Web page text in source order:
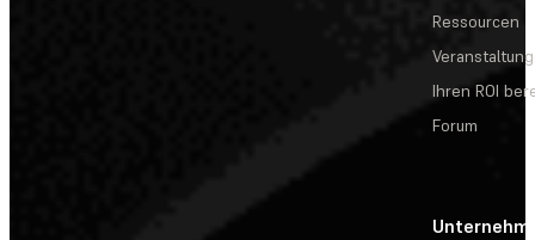
Ressourcen
Ihren ROI
Forum